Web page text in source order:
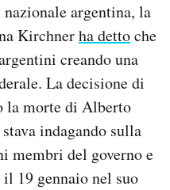
argentina, la
Kirchnerha dettoche
creando una
La decisione di
la morte di Alberto
indagando sulla
membri del governo e
19 gennaio nel suo